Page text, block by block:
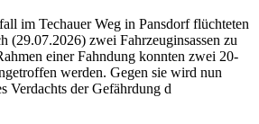
im Techauer Weg in Pansdorf flüchteten
(29.07.2026) zwei Fahrzeuginsassen zu
einer Fahndung konnten zwei 20-
werden. Gegen sie wird nun
Verdachts der Gefährdung d